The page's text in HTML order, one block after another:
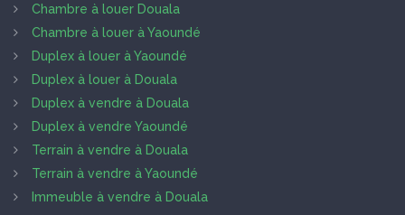
Chambre à louer Douala
Chambre à louer à Yaoundé
Duplex à louer à Yaoundé
Duplex à louer à Douala
Duplex à vendre à Douala
Duplex à vendre Yaoundé
Terrain à vendre à Douala
Terrain à vendre à Yaoundé
Immeuble à vendre à Douala